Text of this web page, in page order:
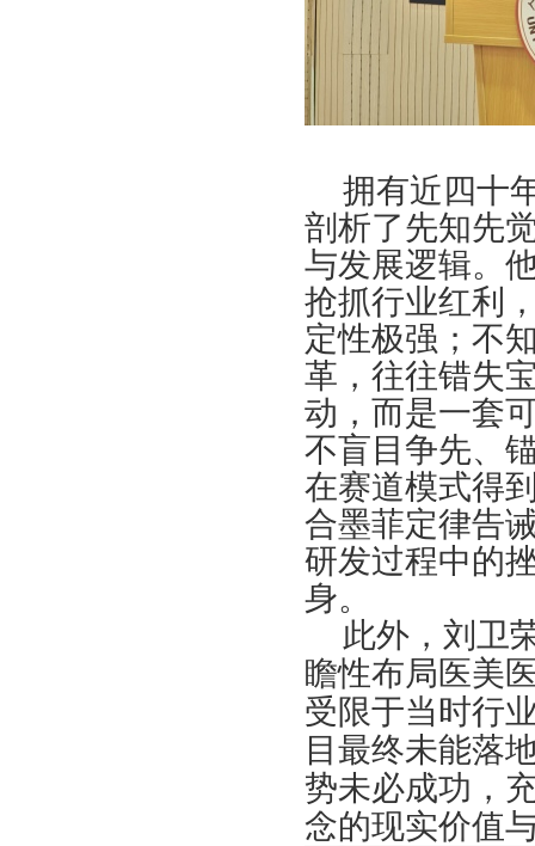
拥有近四十
剖析了先知先
与发展逻辑。
抢抓行业红利
定性极强；不
革，往往错失
动，而是一套
不盲目争先、
在赛道模式得
合墨菲定律告
研发过程中的
身。
此外，刘卫
瞻性布局医美
受限于当时行
目最终未能落
势未必成功，
念的现实价值